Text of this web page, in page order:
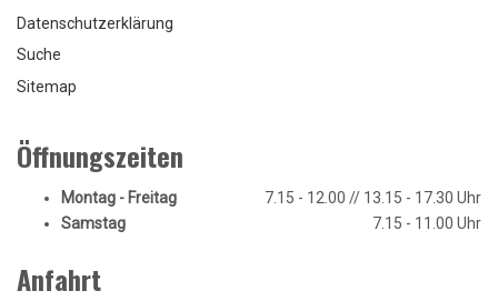
Datenschutzerklärung
Suche
Sitemap
Öffnungszeiten
Montag - Freitag
7.15 - 12.00 // 13.15 - 17.30 Uhr
Samstag
7.15 - 11.00 Uhr
Anfahrt